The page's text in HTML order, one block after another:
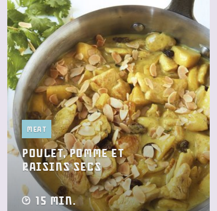
Meat
Poulet, pomme et
raisins secs
15 min.